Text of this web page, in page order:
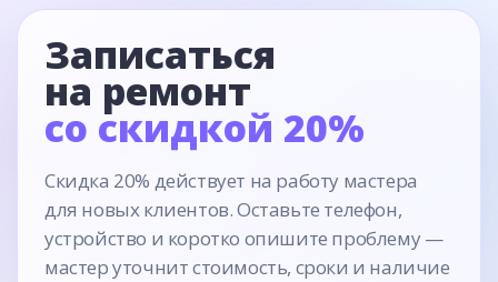
Записаться
на ремонт
со скидкой 20%
Скидка 20% действует на работу мастера
для новых клиентов. Оставьте телефон,
устройство и коротко опишите проблему —
мастер уточнит стоимость, сроки и наличие